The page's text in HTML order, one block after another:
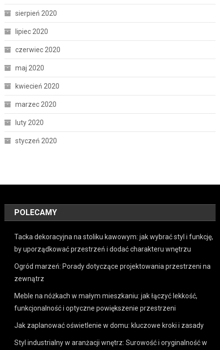
sierpień 2020
lipiec 2020
czerwiec 2020
maj 2020
kwiecień 2020
marzec 2020
luty 2020
styczeń 2020
POLECAMY
Tacka dekoracyjna na stoliku kawowym: jak wybrać styl i funkcję,
by uporządkować przestrzeń i dodać charakteru wnętrzu
Ogród marzeń: Porady dotyczące projektowania przestrzeni na
zewnątrz
Meble na nóżkach w małym mieszkaniu: jak łączyć lekkość,
funkcjonalność i optyczne powiększenie przestrzeni
Jak zaplanować oświetlenie w domu: kluczowe kroki i zasady
Styl industrialny w aranżacji wnętrz: Surowość i oryginalność w